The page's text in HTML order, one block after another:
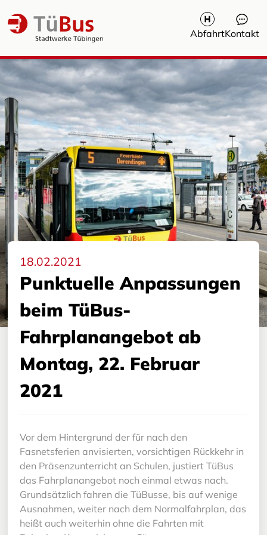
AbfahrtKontakt
18.02.2021
Punktuelle Anpassungen
beim TüBus-
Fahrplanangebot ab
Montag, 22. Februar
2021
Vor dem Hintergrund der für nach den
Fasnetsferien anvisierten, vorsichtigen Rückkehr in
den Präsenzunterricht an Schulen, justiert TüBus
das Fahrplanangebot noch einmal etwas nach.
Grundsätzlich fahren die TüBusse, bis auf wenige
Ausnahmen, weiter nach dem Normalfahrplan, das
heißt auch weiterhin ohne die Fahrten mit
FAQ / Häufige Fragen
Verkehrsmeldungen
Nachrichten und Pressemeldungen
TüBus bei Veranstaltungen
Nacht-SAM
Barrierefreier TüBus